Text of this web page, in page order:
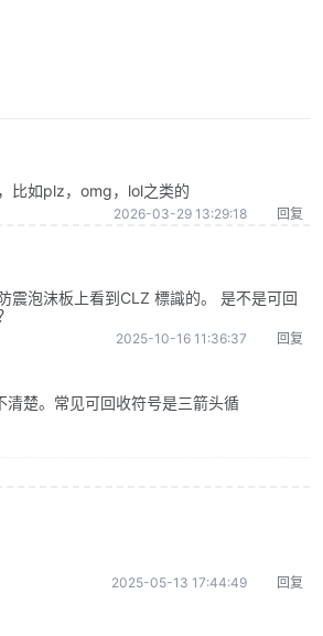
比如plz，omg，lol之类的
2026-03-29 13:29:18 回复
震泡沫板上看到CLZ 標識的。 是不是可回
2025-10-16 11:36:37 回复
清楚。常见可回收符号是三箭头循
2025-05-13 17:44:49 回复